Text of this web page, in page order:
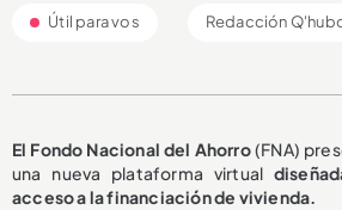
Útil para vos Redacción
El Fondo Nacional del Ahorro(FNA)
una nueva plataforma virtual
acceso a la financiación de vivienda.